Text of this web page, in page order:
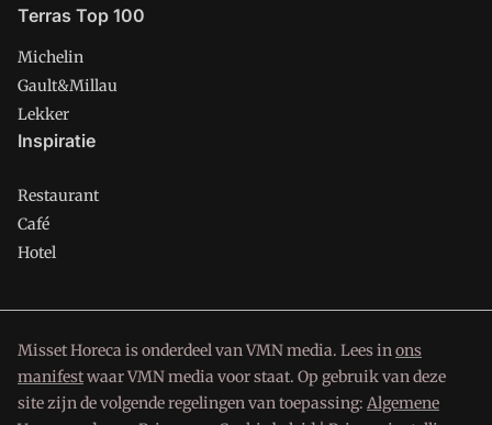
Terras Top 100
Michelin
Gault&Millau
Lekker
Inspiratie
Restaurant
Café
Hotel
Misset Horeca is onderdeel van VMN media. Lees in ons
manifestwaar VMN media voor staat. Op gebruik van deze
site zijn de volgende regelingen van toepassing: Algemene